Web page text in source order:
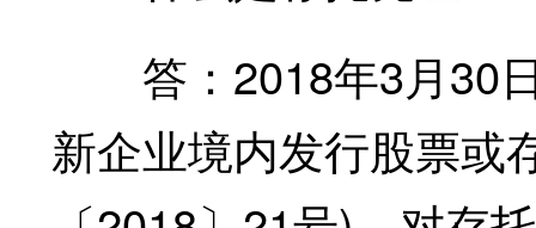
答：2018年3月30日
新企业境内发行股票或